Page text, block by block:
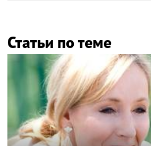
Статьи по теме